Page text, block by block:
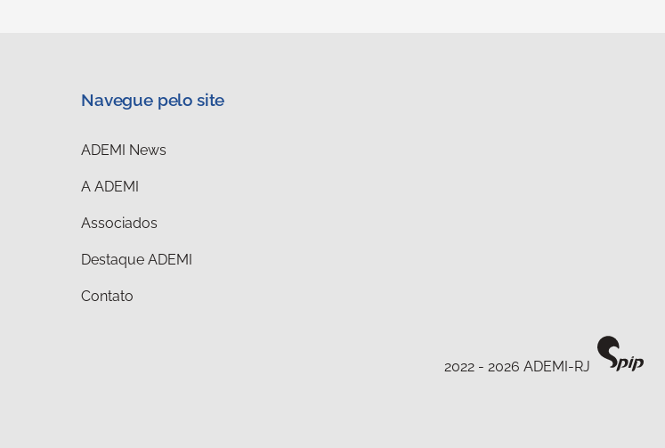
Navegue pelo site
ADEMI News
A ADEMI
Associados
Destaque ADEMI
Contato
2022 - 2026 ADEMI-RJ